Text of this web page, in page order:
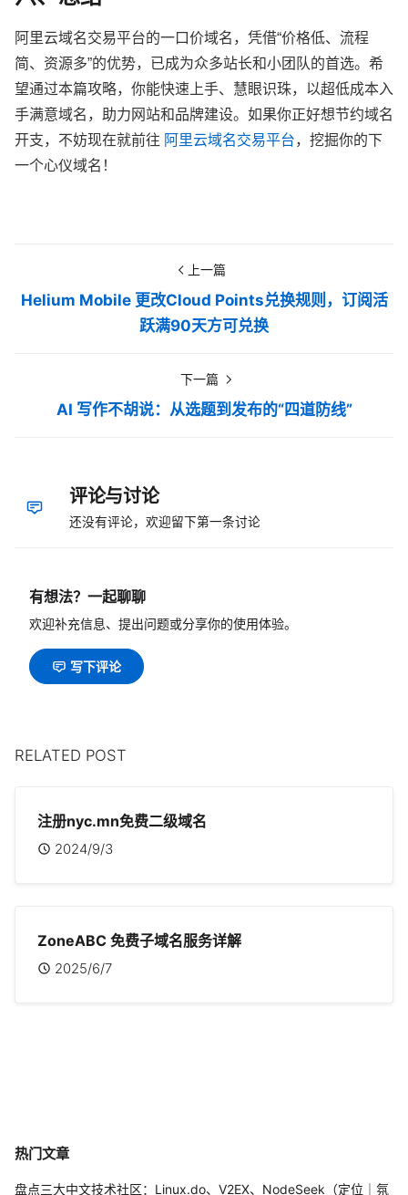
阿里云域名交易平台的一口价域名，凭借“价格低、流程
简、资源多”的优势，已成为众多站长和小团队的首选。希
望通过本篇攻略，你能快速上手、慧眼识珠，以超低成本入
手满意域名，助力网站和品牌建设。如果你正好想节约域名
开支，不妨现在就前往 阿里云域名交易平台，挖掘你的下
一个心仪域名！
上一篇
Helium Mobile 更改Cloud Points兑换规则，订阅活
跃满90天方可兑换
下一篇
AI 写作不胡说：从选题到发布的“四道防线”
评论与讨论
还没有评论，欢迎留下第一条讨论
有想法？一起聊聊
欢迎补充信息、提出问题或分享你的使用体验。
写下评论
RELATED POST
注册nyc.mn免费二级域名
2024/9/3
ZoneABC 免费子域名服务详解
2025/6/7
热门文章
盘点三大中文技术社区：Linux.do、V2EX、NodeSeek（定位｜氛